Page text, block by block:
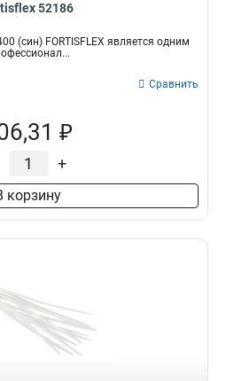
52186
(син) FORTISFLEX является одним
Сравнить
₽
+
корзину